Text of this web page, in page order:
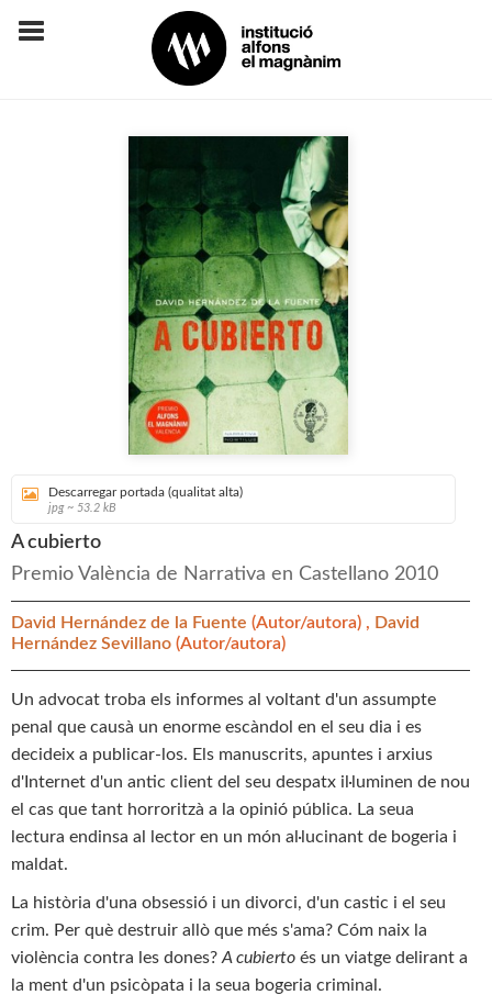
Descarregar portada (qualitat alta)
jpg ~ 53.2 kB
A cubierto
Premio València de Narrativa en Castellano 2010
David Hernández de la Fuente (Autor/autora) , David
Hernández Sevillano (Autor/autora)
Un advocat troba els informes al voltant d'un assumpte
penal que causà un enorme escàndol en el seu dia i es
decideix a publicar-los. Els manuscrits, apuntes i arxius
d'Internet d'un antic client del seu despatx il·luminen de nou
el cas que tant horroritzà a la opinió pública. La seua
lectura endinsa al lector en un món al·lucinant de bogeria i
maldat.
La història d'una obsessió i un divorci, d'un castic i el seu
crim. Per què destruir allò que més s'ama? Cóm naix la
violència contra les dones? A cubierto és un viatge delirant a
la ment d'un psicòpata i la seua bogeria criminal.